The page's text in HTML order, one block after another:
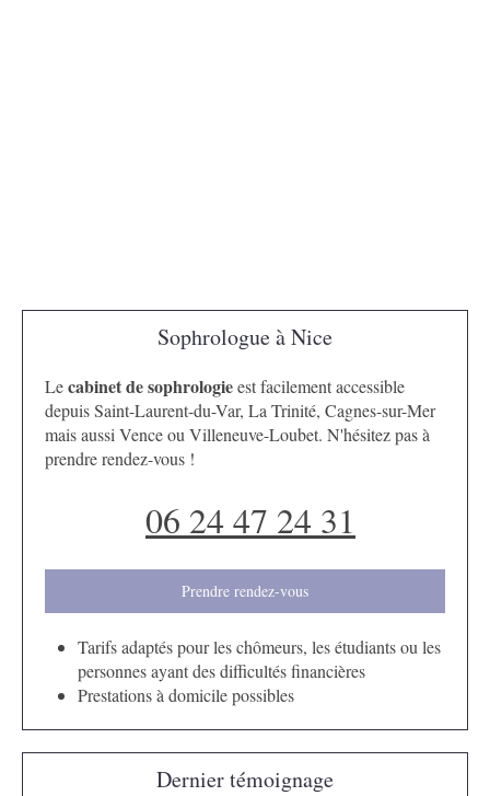
Sophrologue à Nice
Lecabinet de sophrologieest facilement accessible
depuis Saint-Laurent-du-Var, La Trinité, Cagnes-sur-Mer
mais aussi Vence ou Villeneuve-Loubet. N'hésitez pas à
prendre rendez-vous !
06 24 47 24 31
Prendre rendez-vous
Tarifs adaptés pour les chômeurs, les étudiants ou les
personnes ayant des difficultés financières
Prestations à domicile possibles
Dernier témoignage